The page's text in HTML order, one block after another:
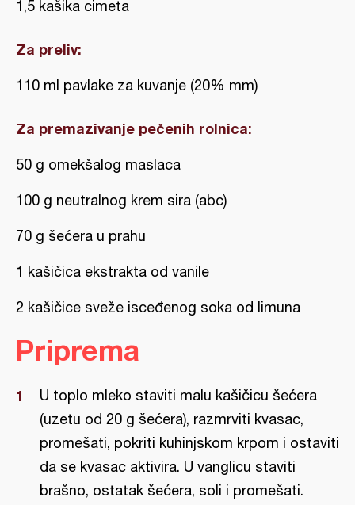
1,5 kašika cimeta
Za preliv:
110 ml pavlake za kuvanje (20% mm)
Za premazivanje pečenih rolnica:
50 g omekšalog maslaca
100 g neutralnog krem sira (abc)
70 g šećera u prahu
1 kašičica ekstrakta od vanile
2 kašičice sveže isceđenog soka od limuna
Priprema
U toplo mleko staviti malu kašičicu šećera
(uzetu od 20 g šećera), razmrviti kvasac,
promešati, pokriti kuhinjskom krpom i ostaviti
da se kvasac aktivira. U vanglicu staviti
brašno, ostatak šećera, soli i promešati.